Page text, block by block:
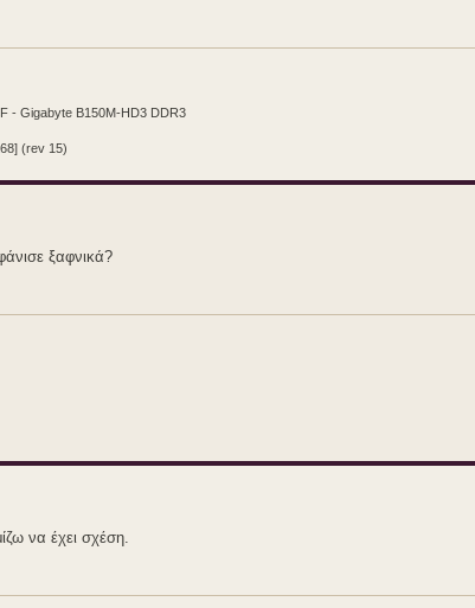
- Gigabyte B150M-HD3 DDR3
(rev 15)
ξαφνικά?
να έχει σχέση.